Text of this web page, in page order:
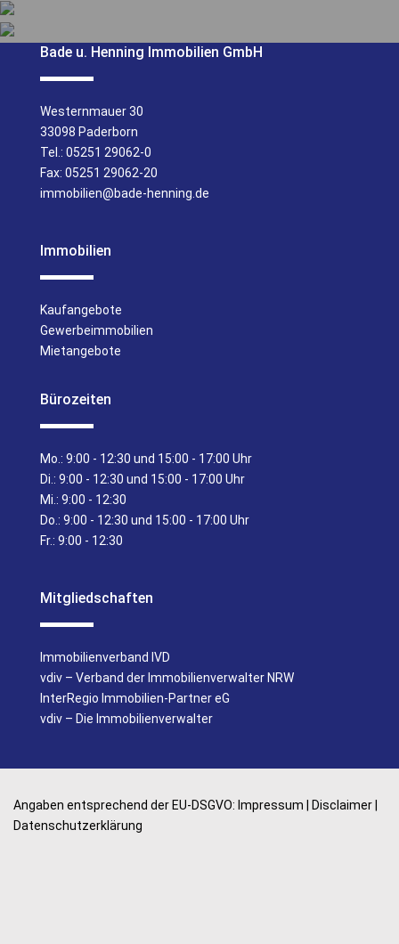
VERKAUF
VERMIETUNG
UNSERE LEISTUNGEN
VERWALTUNG
UNSERE LEISTUNGEN
Bade u. Henning Immobilien GmbH
Westernmauer 30
33098 Paderborn
Tel.: 05251 29062-0
Fax: 05251 29062-20
immobilien@bade-henning.de
Immobilien
Kaufangebote
Gewerbeimmobilien
Mietangebote
Bürozeiten
Mo.: 9:00 - 12:30 und 15:00 - 17:00 Uhr
Di.: 9:00 - 12:30 und 15:00 - 17:00 Uhr
Mi.: 9:00 - 12:30
Do.: 9:00 - 12:30 und 15:00 - 17:00 Uhr
Fr.: 9:00 - 12:30
Mitgliedschaften
Immobilienverband IVD
vdiv – Verband der Immobilienverwalter NRW
InterRegio Immobilien-Partner eG
vdiv – Die Immobilienverwalter
Angaben entsprechend der EU-DSGVO: Impressum Disclaimer
Datenschutzerklärung